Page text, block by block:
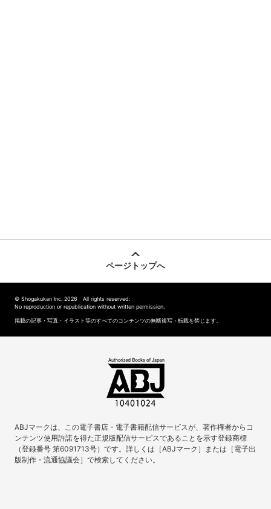
ページトップへ
© Shogakukan Inc. 2026 All rights reserved.
No reproduction or republication without written permission.
掲載の記事・写真・イラスト等のすべてのコンテンツの無断複写・転載を禁じます。
ABJマークは、この電子書店・電子書籍配信サービスが、著作権者からコ
ンテンツ使用許諾を得た正規版配信サービスであることを示す登録商標
（登録番号 第6091713号）です。詳しくは［ABJマーク］または［電子出
版制作・流通協議会］で検索してください。